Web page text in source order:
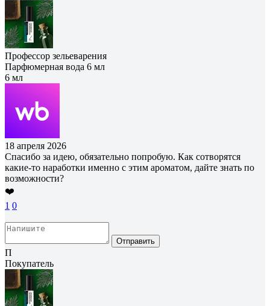
Профессор зельеварения
Парфюмерная вода 6 мл
6 мл
18 апреля 2026
Спасибо за идею, обязательно попробую. Как сотворятся
какие-то наработки именно с этим ароматом, дайте знать по
возможности?
❤️
1 0
Отправить
П
Покупатель